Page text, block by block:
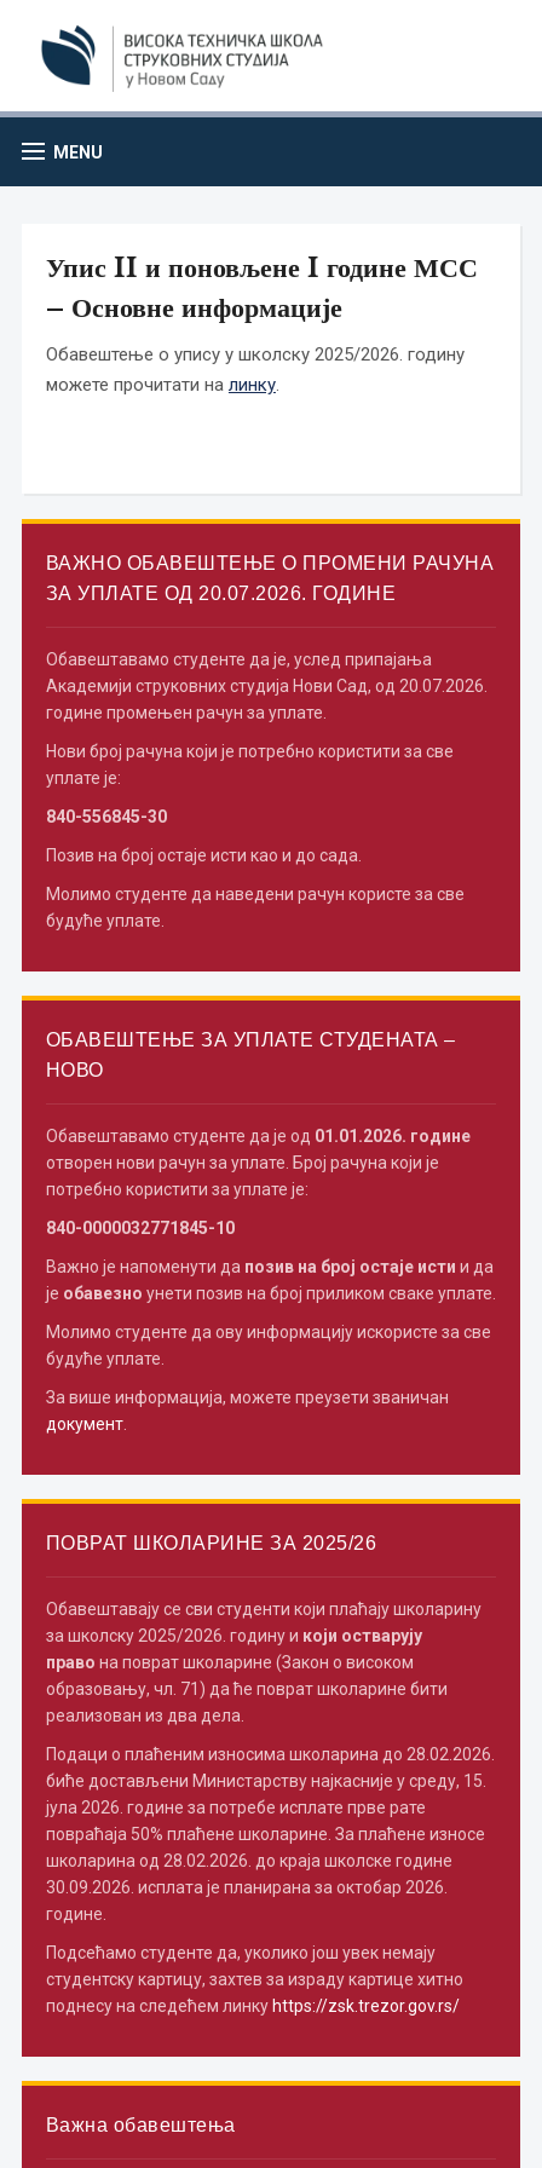
MENU
ВАЖНО ОБАВЕШТЕЊЕ О ПРОМЕНИ РАЧУНА
ЗА УПЛАТЕ ОД 20.07.2026. ГОДИНЕ
Обавештавамо студенте да је, услед припајања
Академији струковних студија Нови Сад, од 20.07.2026.
године промењен рачун за уплате.
Нови број рачуна који је потребно користити за све
уплате је:
840-556845-30
Позив на број остаје исти као и до сада.
Молимо студенте да наведени рачун користе за све
будуће уплате.
ОБАВЕШТЕЊЕ ЗА УПЛАТЕ СТУДЕНАТА –
НОВО
Обавештавамо студенте да је од 01.01.2026. године
отворен нови рачун за уплате. Број рачуна који је
потребно користити за уплате је:
840-0000032771845-10
Важно је напоменути да позив на број остаје исти и да
је обавезно унети позив на број приликом сваке уплате.
Молимо студенте да ову информацију искористе за све
будуће уплате.
За више информација, можете преузети званичан
документ.
ПОВРАТ ШКОЛАРИНЕ ЗА 2025/26
Обавештавају се сви студенти који плаћају школарину
за школску 2025/2026. годину и који остварују
право на поврат школарине (Закон о високом
образовању, чл. 71) да ће поврат школарине бити
реализован из два дела.
Подаци о плаћеним износима школарина до 28.02.2026.
биће достављени Министарству најкасније у среду, 15.
јула 2026. године за потребе исплате прве рате
повраћаја 50% плаћене школарине. За плаћене износе
школарина од 28.02.2026. до краја школске године
30.09.2026. исплата је планирана за октобар 2026.
године.
Подсећамо студенте да, уколико још увек немају
студентску картицу, захтев за израду картице хитно
поднесу на следећем линку https://zsk.trezor.gov.rs/
Важна обавештења
Упис II и поновљене I године МСС
– Основне информације
Обавештење о упису у школску 2025/2026. годину
можете прочитати на линку.